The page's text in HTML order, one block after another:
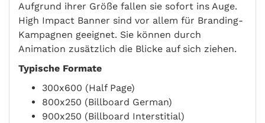
Aufgrund ihrer Größe fallen sie sofort ins Auge.
High Impact Banner sind vor allem für Branding-
Kampagnen geeignet. Sie können durch
Animation zusätzlich die Blicke auf sich ziehen.
Typische Formate
300x600 (Half Page)
800x250 (Billboard German)
900x250 (Billboard Interstitial)